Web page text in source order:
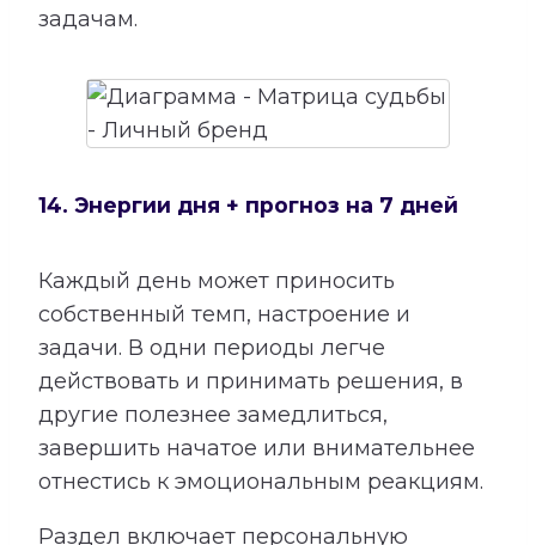
задачам.
14. Энергии дня + прогноз на 7 дней
Каждый день может приносить
собственный темп, настроение и
задачи. В одни периоды легче
действовать и принимать решения, в
другие полезнее замедлиться,
завершить начатое или внимательнее
отнестись к эмоциональным реакциям.
Раздел включает персональную